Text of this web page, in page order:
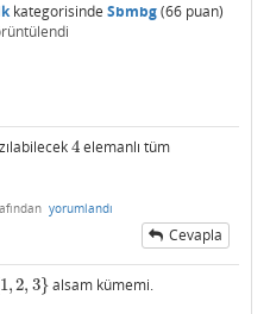
kategorisinde Sbmbg(66 puan)
4
4elemanlı tüm
yorumlandı
Cevapla
1,2, 3}
3} alsam kümemi.